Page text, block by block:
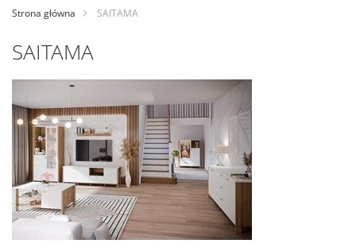
treści
Strona główna SAITAMA
SAITAMA